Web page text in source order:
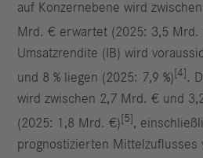
auf Konzernebene wird
Mrd. € erwartet (2025: 3,5 Mrd.
Umsatzrendite (IB) wird
und 8 % liegen (2025: 7,9 %) [4] .
wird zwischen 2,7 Mrd. € und
(2025: 1,8 Mrd. €) [5] ,
prognostizierten